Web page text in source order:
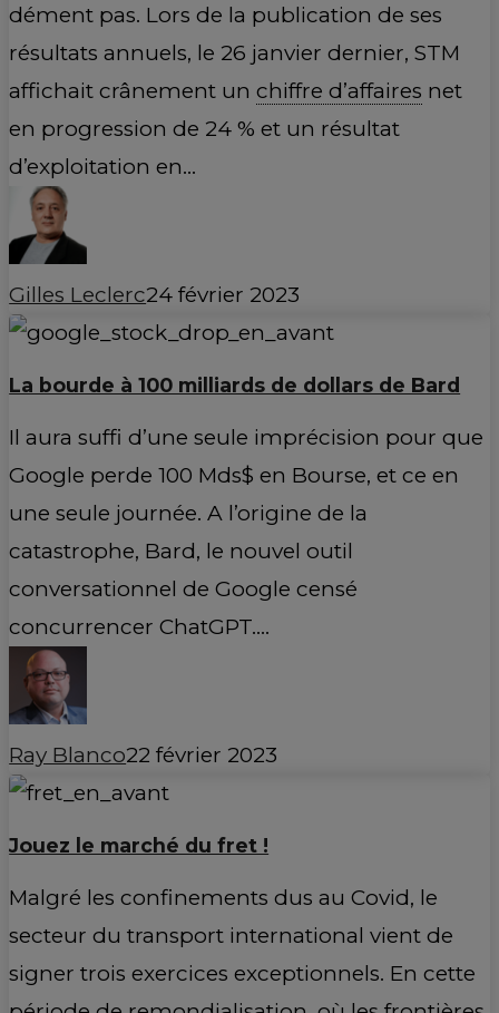
dément pas. Lors de la publication de ses
résultats annuels, le 26 janvier dernier, STM
affichait crânement unchiffre d’affaires net
en progression de 24 % et un résultat
d’exploitation en…
Gilles Leclerc24 février 2023
La bourde à 100 milliards de dollars de Bard
Il aura suffi d’une seule imprécision pour que
Google perde 100 Mds$ en Bourse, et ce en
une seule journée. A l’origine de la
catastrophe, Bard, le nouvel outil
conversationnel de Google censé
concurrencer ChatGPT.…
Ray Blanco22 février 2023
Jouez le marché du fret !
Malgré les confinements dus au Covid, le
secteur du transport international vient de
signer trois exercices exceptionnels. En cette